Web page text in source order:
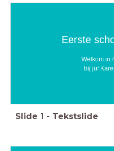
Eerste
Welkom in
bij juf
Slide 1 - Tekstslide